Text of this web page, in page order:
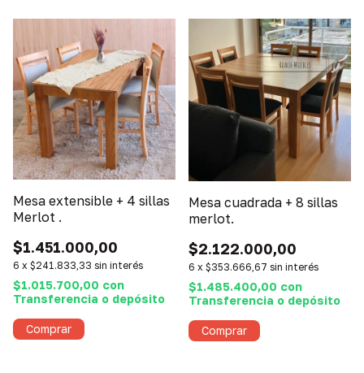
Mesa extensible + 4 sillas
Merlot .
$1.451.000,00
6 x $241.833,33 sin interés
$1.015.700,00 con
Transferencia o depósito
Mesa cuadrada + 8 sillas
merlot.
$2.122.000,00
6 x $353.666,67 sin interés
$1.485.400,00 con
Transferencia o depósito